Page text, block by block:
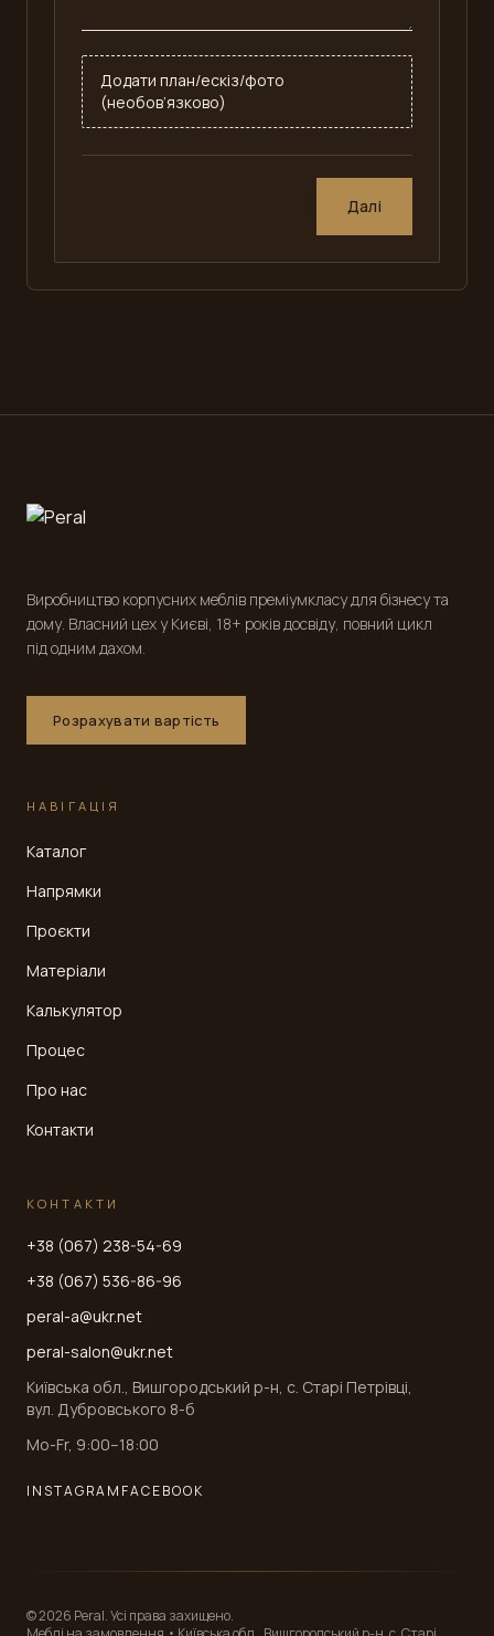
Додати план/ескіз/фото
(необов’язково)
Далі
Виробництво корпусних меблів преміумкласу для бізнесу та
дому. Власний цех у Києві, 18+ років досвіду, повний цикл
під одним дахом.
Розрахувати вартість
НАВІГАЦІЯ
Каталог
Напрямки
Проєкти
Матеріали
Калькулятор
Процес
Про нас
Контакти
КОНТАКТИ
+38 (067) 238-54-69
+38 (067) 536-86-96
peral-a@ukr.net
peral-salon@ukr.net
Київська обл., Вишгородський р-н, с. Старі Петрівці,
вул. Дубровського 8-б
Mo-Fr, 9:00–18:00
INSTAGRAM FACEBOOK
© 2026 Peral. Усі права захищено.